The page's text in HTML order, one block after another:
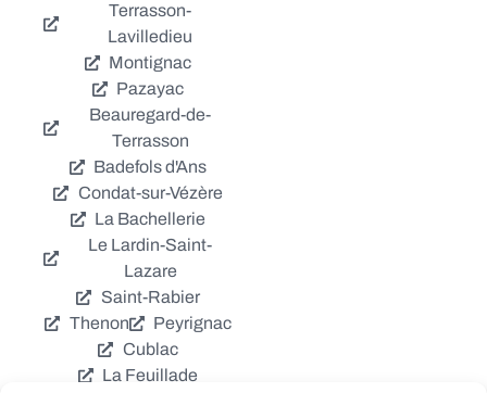
Terrasson-
Lavilledieu
Montignac
Pazayac
Beauregard-de-
Terrasson
Badefols d'Ans
Condat-sur-Vézère
La Bachellerie
Le Lardin-Saint-
Lazare
Saint-Rabier
Thenon
Peyrignac
Cublac
La Feuillade